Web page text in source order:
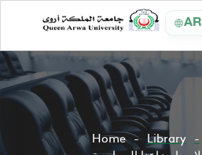
AR
Home
Library